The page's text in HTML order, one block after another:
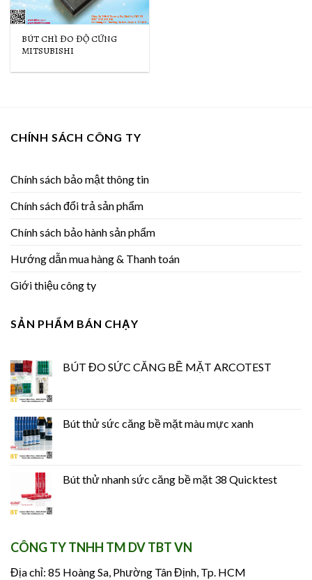
BÚT CHÌ ĐO ĐỘ CỨNG
MITSUBISHI
CHÍNH SÁCH CÔNG TY
Chính sách bảo mật thông tin
Chính sách đổi trả sản phẩm
Chính sách bảo hành sản phẩm
Hướng dẫn mua hàng & Thanh toán
Giới thiệu công ty
SẢN PHẨM BÁN CHẠY
BÚT ĐO SỨC CĂNG BỀ MẶT ARCOTEST
Bút thử sức căng bề mặt màu mực xanh
Bút thử nhanh sức căng bề mặt 38 Quicktest
CÔNG TY TNHH TM DV TBT VN
Địa chỉ: 85 Hoàng Sa, Phường Tân Định, Tp. HCM